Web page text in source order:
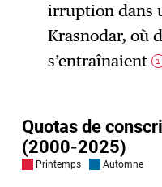
irruption dans
Krasnodar, où
s’entraînaient
1